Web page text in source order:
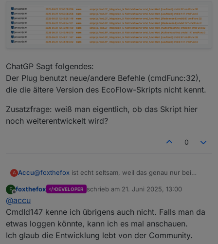
ChatGP Sagt folgendes:
Der Plug benutzt neue/andere Befehle (cmdFunc:32),
die die ältere Version des EcoFlow-Skripts nicht kennt.
Zusatzfrage: weiß man eigentlich, ob das Skript hier
noch weiterentwickelt wird?
0
A Accu@foxthefox ist echt seltsam, weil das genau nur bei
hochkommt. Habe die Seriennummer 3x kontrolliert,
dem Skript immer die Leistung von dem Gerät das an ihm
hängt voll aus der Batterie zieht, ohne zu schauen, ob
ich gerade Überschuss habe oder nicht.
Sehe gerade dass alle Plugs jetzt den Fehler werfen:
F
Offline
foxthefox DEVELOPER schrieb am 21. Juni 2025, 13:00
zuletzt editiert von
@accu
CmdId147 kenne ich übrigens auch nicht. Falls man da
etwas loggen könnte, kann ich es mal anschauen.
Ich glaub die Entwicklung lebt von der Community.